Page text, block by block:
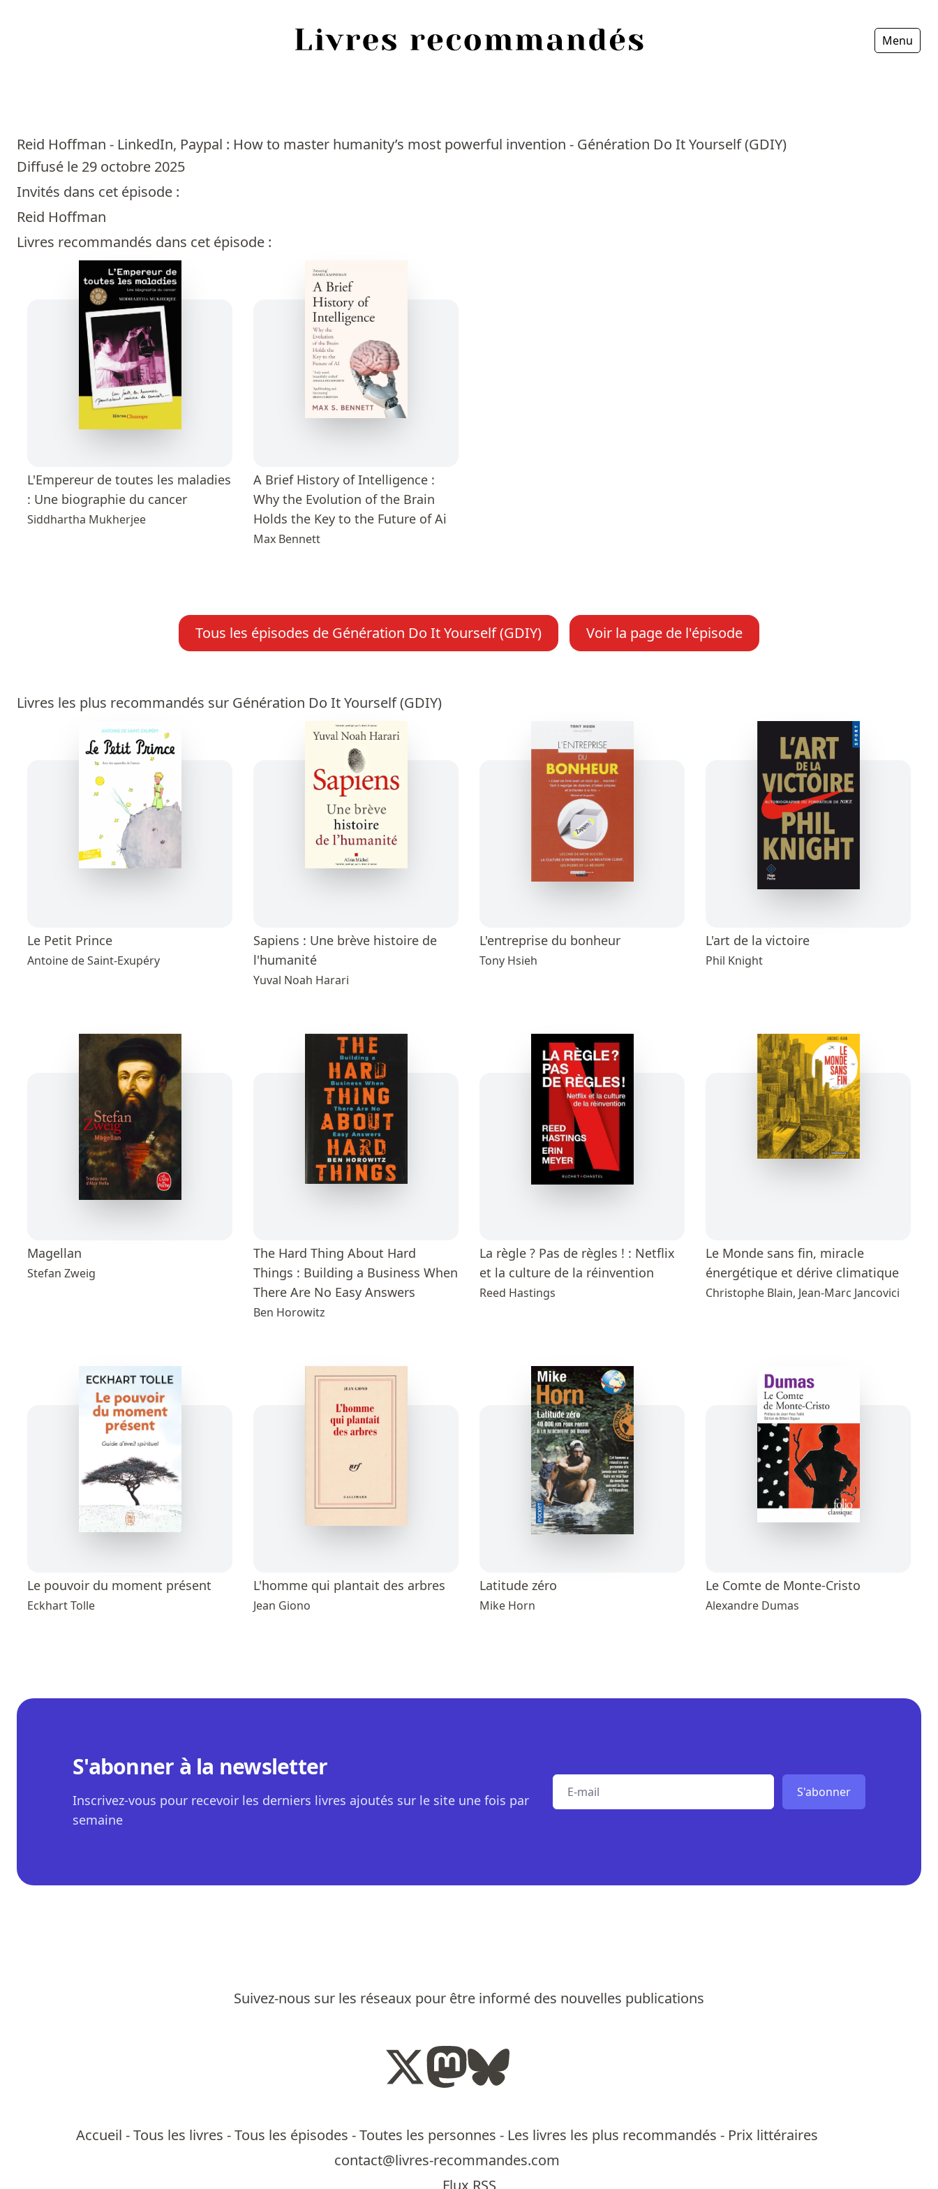
Menu
Reid Hoffman - LinkedIn, Paypal : How to master humanity’s most powerful invention - Génération Do It Yourself (GDIY)
Diffusé le 29 octobre 2025
Invités dans cet épisode :
Reid Hoffman
Livres recommandés dans cet épisode :
L'Empereur de toutes les maladies
: Une biographie du cancer
Siddhartha Mukherjee
A Brief History of Intelligence :
Why the Evolution of the Brain
Holds the Key to the Future of Ai
Max Bennett
Tous les épisodes de Génération Do It Yourself (GDIY) Voir la page de l'épisode
Livres les plus recommandés sur Génération Do It Yourself (GDIY)
Le Petit Prince
Antoine de Saint-Exupéry
Sapiens : Une brève histoire de
l'humanité
Yuval Noah Harari
L'entreprise du bonheur
Tony Hsieh
L'art de la victoire
Phil Knight
Magellan
Stefan Zweig
The Hard Thing About Hard
Things : Building a Business When
There Are No Easy Answers
Ben Horowitz
La règle ? Pas de règles ! : Netflix
et la culture de la réinvention
Reed Hastings
Le Monde sans fin, miracle
énergétique et dérive climatique
Christophe Blain, Jean-Marc Jancovici
Le pouvoir du moment présent
Eckhart Tolle
L'homme qui plantait des arbres
Jean Giono
Latitude zéro
Mike Horn
Le Comte de Monte-Cristo
Alexandre Dumas
S'abonner à la newsletter
Inscrivez-vous pour recevoir les derniers livres ajoutés sur le site une fois par
semaine
E-mail S'abonner
Sources
Personnes
Livres les plus recommandés
Prix littéraires
Suivez-nous sur les réseaux pour être informé des nouvelles publications
Accueil -Tous les livres -Tous les épisodes -Toutes les personnes - Les livres les plus recommandés - Prix littéraires
contact@livres-recommandes.com